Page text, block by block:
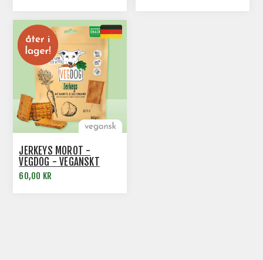
JERKEYS MOROT -
VEGDOG - VEGANSKT
HUNDGODIS
60,00 KR